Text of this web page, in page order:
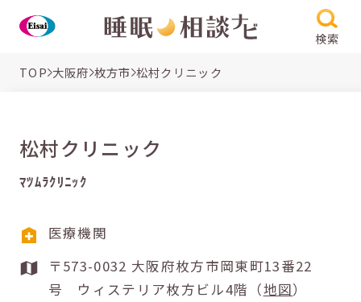
検索
TOP 大阪府 枚方市 松村クリニック
松村クリニック
ﾏﾂﾑﾗｸﾘﾆｯｸ
医療機関
〒573-0032 大阪府枚方市岡東町13番22
号 ウィステリア枚方ビル4階（地図）